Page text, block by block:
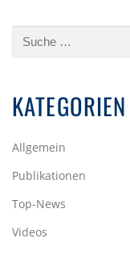
Suche
KATEGORIEN
Allgemein
Publikationen
Top-News
Videos